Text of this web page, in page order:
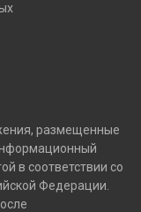
размещенные
в соответствии со
Федерации.